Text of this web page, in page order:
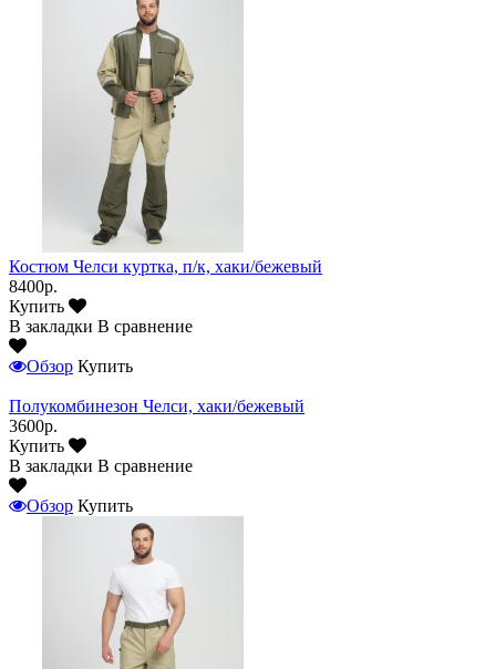
Костюм Челси куртка, п/к, хаки/бежевый
8400р.
Купить
В закладки В сравнение
Обзор Купить
Полукомбинезон Челси, хаки/бежевый
3600р.
Купить
В закладки В сравнение
Обзор Купить